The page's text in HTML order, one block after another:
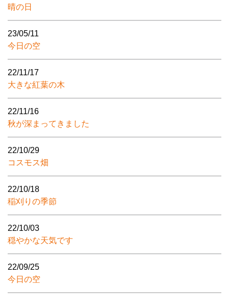
晴の日
23/05/11
今日の空
22/11/17
大きな紅葉の木
22/11/16
秋が深まってきました
22/10/29
コスモス畑
22/10/18
稲刈りの季節
22/10/03
穏やかな天気です
22/09/25
今日の空